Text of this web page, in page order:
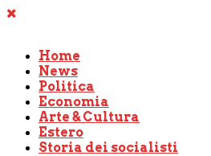
Home
News
Politica
Economia
Arte & Cultura
Estero
Storia dei socialisti